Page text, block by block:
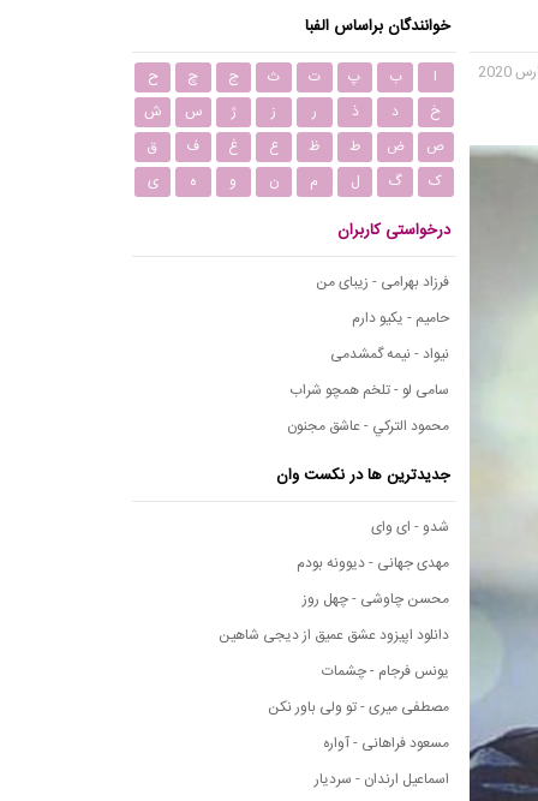
خوانندگان براساس الفبا
ا ب پ ت ث ج چ
ح
خ
د ذ ر ز ژ س
ش
ص
ض ط ظ ع غ ف
ق
ک
گ ل م ن و ه ی
درخواستی کاربران
فرزاد بهرامی - زیبای من
حامیم - یکیو دارم
نیواد - نیمه گمشدمی
سامی لو - تلخم همچو شراب
محمود التركي - عاشق مجنون
جدیدترین ها در نکست وان
شدو - ای وای
مهدی جهانی - دیوونه بودم
محسن چاوشی - چهل روز
دانلود اپیزود عشق عمیق از دیجی شاهین
یونس فرجام - چشمات
مصطفی میری - تو ولی باور نکن
مسعود فراهانی - آواره
اسماعیل ارندان - سردیار